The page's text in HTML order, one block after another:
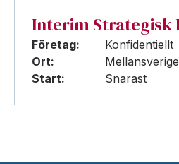
Interim Strategisk
Företag:
Konfidentiellt
Ort:
Mellansverige
Start:
Snarast